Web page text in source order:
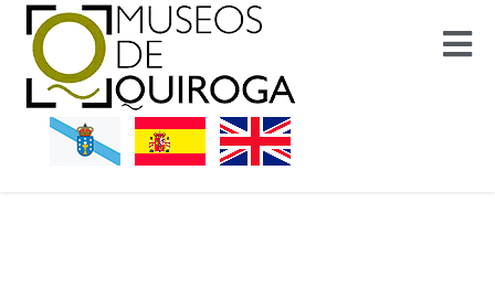
Museos Quiroga